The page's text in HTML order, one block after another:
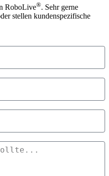
RoboLive®. Sehr gerne
stellen kundenspezifische